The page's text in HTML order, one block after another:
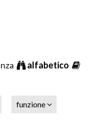
alfabetico
funzione